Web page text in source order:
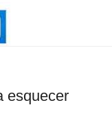
esquecer